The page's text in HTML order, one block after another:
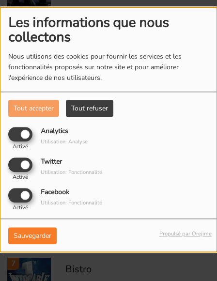
Les informations que nous
collectons
Nous utilisons des cookies pour fournir les services et les
fonctionnalités proposés sur notre site et pour améliorer
l'expérience de nos utilisateurs.
Tout accepter Tout refuser
Analytics
Activé
Utilisation: Analyse
Twitter
Activé
Utilisation: Fonctionnalité
Facebook
Activé
Utilisation: Fonctionnalité
Sauvegarder Propulsé par Orejime
Avec le vent
3 Reggablues
4
Mon Métro
José
7 Bistro